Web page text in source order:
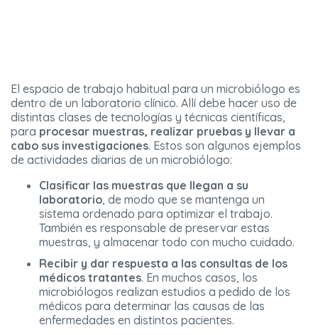
El espacio de trabajo habitual para un microbiólogo es
dentro de un laboratorio clínico. Allí debe hacer uso de
distintas clases de tecnologías y técnicas científicas,
para procesar muestras, realizar pruebas y llevar a
cabo sus investigaciones. Estos son algunos ejemplos
de actividades diarias de un microbiólogo:
Clasificar las muestras que llegan a su
laboratorio, de modo que se mantenga un
sistema ordenado para optimizar el trabajo.
También es responsable de preservar estas
muestras, y almacenar todo con mucho cuidado.
Recibir y dar respuesta a las consultas de los
médicos tratantes. En muchos casos, los
microbiólogos realizan estudios a pedido de los
médicos para determinar las causas de las
enfermedades en distintos pacientes.